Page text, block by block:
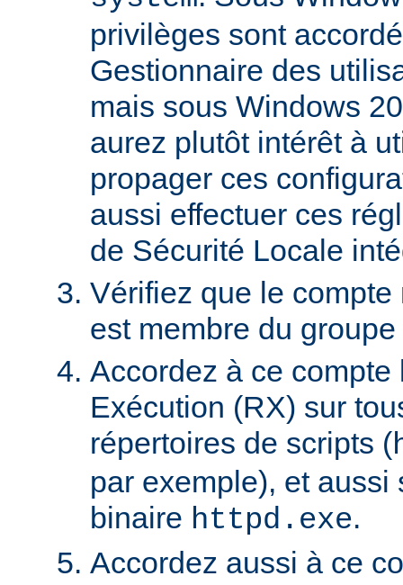
privilèges sont
Gestionnaire des
mais sous Windows
aurez plutôt intérêt à
propager ces
aussi effectuer ces
de Sécurité Locale
Vérifiez que le
est membre du
Accordez à ce
Exécution (RX) sur
répertoires de scripts (
par exemple), et aussi
binaire httpd.exe.
Accordez aussi à ce